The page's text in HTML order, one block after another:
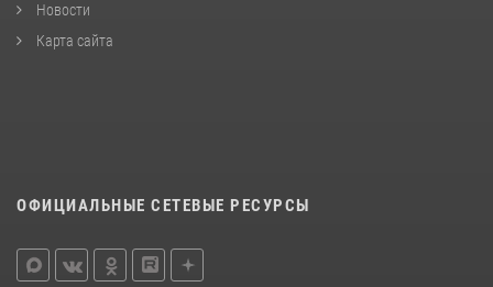
Новости
Карта сайта
ОФИЦИАЛЬНЫЕ СЕТЕВЫЕ РЕСУРСЫ